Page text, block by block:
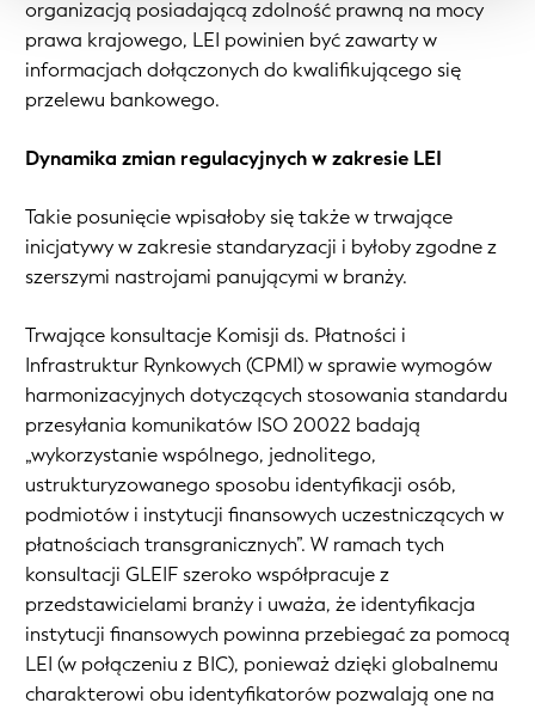
organizacją posiadającą zdolność prawną na mocy
prawa krajowego, LEI powinien być zawarty w
informacjach dołączonych do kwalifikującego się
przelewu bankowego.
Dynamika zmian regulacyjnych w zakresie LEI
Takie posunięcie wpisałoby się także w trwające
inicjatywy w zakresie standaryzacji i byłoby zgodne z
szerszymi nastrojami panującymi w branży.
Trwające konsultacje Komisji ds. Płatności i
Infrastruktur Rynkowych (CPMI) w sprawie wymogów
harmonizacyjnych dotyczących stosowania standardu
przesyłania komunikatów ISO 20022 badają
„wykorzystanie wspólnego, jednolitego,
ustrukturyzowanego sposobu identyfikacji osób,
podmiotów i instytucji finansowych uczestniczących w
płatnościach transgranicznych”. W ramach tych
konsultacji GLEIF szeroko współpracuje z
przedstawicielami branży i uważa, że identyfikacja
instytucji finansowych powinna przebiegać za pomocą
LEI (w połączeniu z BIC), ponieważ dzięki globalnemu
charakterowi obu identyfikatorów pozwalają one na